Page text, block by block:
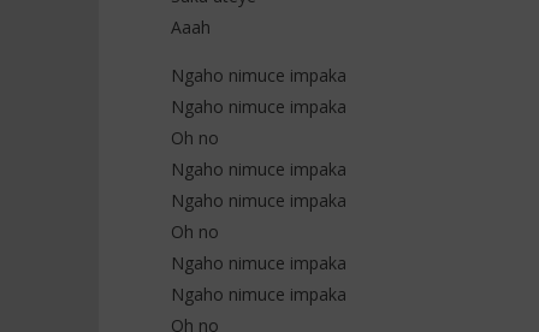
Aaah
Ngaho nimuce impaka
Ngaho nimuce impaka
Oh no
Ngaho nimuce impaka
Ngaho nimuce impaka
Oh no
Ngaho nimuce impaka
Ngaho nimuce impaka
Oh no